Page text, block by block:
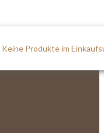
Keine Produkte im